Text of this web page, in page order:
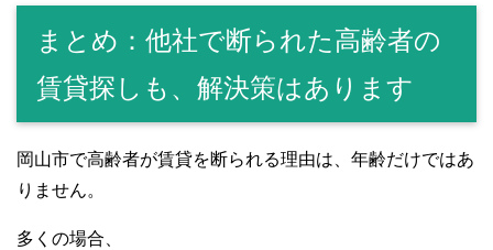
まとめ：他社で断られた高齢者の
賃貸探しも、解決策はあります
岡山市で高齢者が賃貸を断られる理由は、年齢だけではあ
りません。
多くの場合、